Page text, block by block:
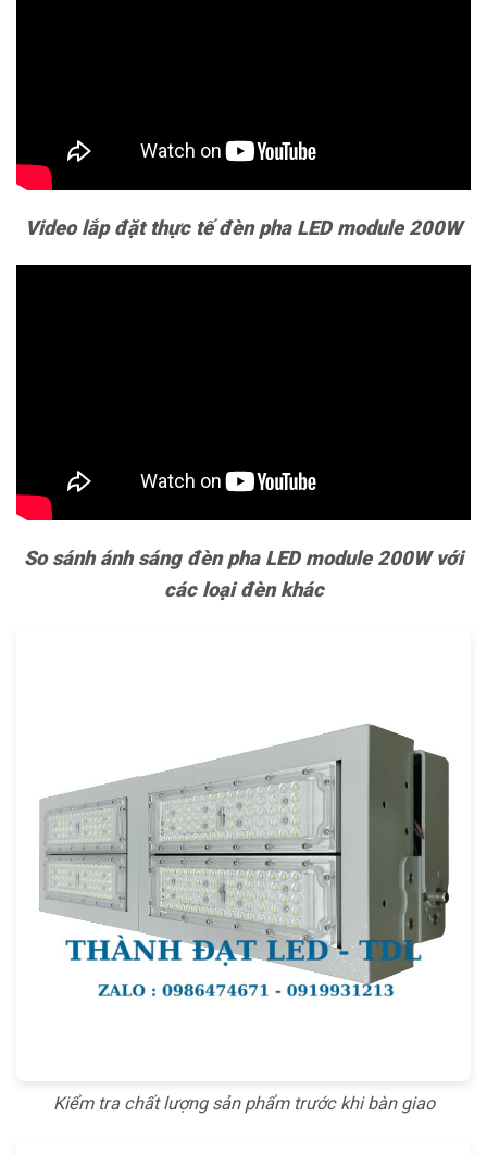
Video lắp đặt thực tế đèn pha LED module 200W
So sánh ánh sáng đèn pha LED module 200W với
các loại đèn khác
Kiểm tra chất lượng sản phẩm trước khi bàn giao